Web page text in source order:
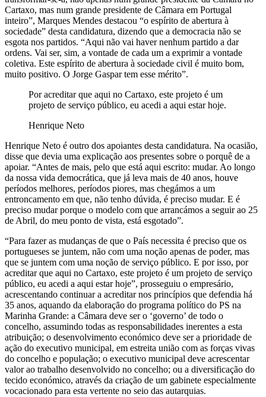
Cartaxo, mas num grande presidente de Câmara em Portugal
inteiro”, Marques Mendes destacou “o espírito de abertura à
sociedade” desta candidatura, dizendo que a democracia não se
esgota nos partidos. “Aqui não vai haver nenhum partido a dar
ordens. Vai ser, sim, a vontade de cada um a exprimir a vontade
coletiva. Este espírito de abertura à sociedade civil é muito bom,
muito positivo. O Jorge Gaspar tem esse mérito”.
Por acreditar que aqui no Cartaxo, este projeto é um
projeto de serviço público, eu acedi a aqui estar hoje.
Henrique Neto
Henrique Neto é outro dos apoiantes desta candidatura. Na ocasião,
disse que devia uma explicação aos presentes sobre o porquê de a
apoiar. “Antes de mais, pelo que está aqui escrito: mudar. Ao longo
da nossa vida democrática, que já leva mais de 40 anos, houve
períodos melhores, períodos piores, mas chegámos a um
entroncamento em que, não tenho dúvida, é preciso mudar. E é
preciso mudar porque o modelo com que arrancámos a seguir ao 25
de Abril, do meu ponto de vista, está esgotado”.
“Para fazer as mudanças de que o País necessita é preciso que os
portugueses se juntem, não com uma noção apenas de poder, mas
que se juntem com uma noção de serviço público. E por isso, por
acreditar que aqui no Cartaxo, este projeto é um projeto de serviço
público, eu acedi a aqui estar hoje”, prosseguiu o empresário,
acrescentando continuar a acreditar nos princípios que defendia há
35 anos, aquando da elaboração do programa político do PS na
Marinha Grande: a Câmara deve ser o ‘governo’ de todo o
concelho, assumindo todas as responsabilidades inerentes a esta
atribuição; o desenvolvimento económico deve ser a prioridade de
ação do executivo municipal, em estreita união com as forças vivas
do concelho e população; o executivo municipal deve acrescentar
valor ao trabalho desenvolvido no concelho; ou a diversificação do
tecido económico, através da criação de um gabinete especialmente
vocacionado para esta vertente no seio das autarquias.